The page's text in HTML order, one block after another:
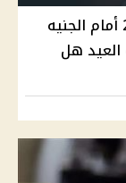
سعر الدولار اليوم الخميس 3 أبريل 2025 أمام الجنيه
العيد هل